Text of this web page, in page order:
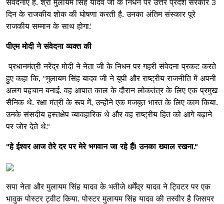
संवेदनाएं हैं. श्री मुलायम सिंह यादव जी के निधन पर उत्तर प्रदेश सरकार 3
दिन के राजकीय शोक की घोषणा करती है. उनका अंतिम संस्कार पूरे
राजकीय सम्मान के साथ होगा.'
पीएम मोदी ने संवेदना व्यक्त की
प्रधानमंत्री नरेंद्र मोदी ने नेता जी के निधन पर गहरी संवेदना प्रकट करते
हुए कहा कि, "मुलायम सिंह यादव जी ने यूपी और राष्ट्रीय राजनीति में अपनी
अलग पहचान बनाई. वह आपात काल के दौरान लोकतंत्र के लिए एक प्रमुख
सैनिक थे. रक्षा मंत्री के रूप में, उन्होंने एक मजबूत भारत के लिए काम किया.
उनके संसदीय हस्तक्षेप व्यावहारिक थे और वह राष्ट्रीय हित को आगे बढ़ाने
पर जोर देते थे."
"हे ईश्वर आज तेरे दर पर मेरे भगवान जा रहे हैं! उनका ख्याल रखना."
सपा नेता और मुलायम सिंह यादव के भतीजे धर्मेंद्र यादव ने ट्विटर पर एक
भावुक पोस्टर ट्वीट किया. पोस्टर मुलायम सिंह यादव की तस्वीर है जिसपर